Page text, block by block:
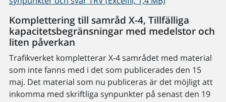
Komplettering till samråd X-4, Tillfälliga
kapacitetsbegränsningar med medelstor och
liten påverkan
Trafikverket kompletterar X-4 samrådet med material
som inte fanns med i det som publicerades den 15
maj. Det material som nu publiceras är det möjligt att
inkomma med skriftliga synpunkter på senast den 19